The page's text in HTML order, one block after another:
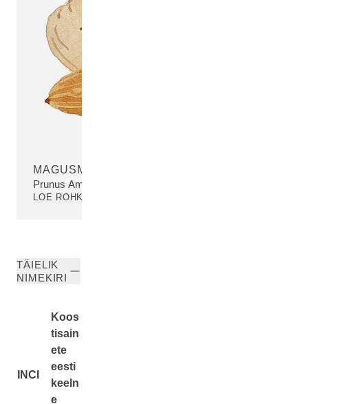
MAGUSMANDLIÕLI
Prunus Amygdalus Dulcis (Sweet Almond) Oil
LOE ROHKEM
TÄIELIK
NIMEKIRI
INCI
Koos
tisain
ete
eesti
keeln
e